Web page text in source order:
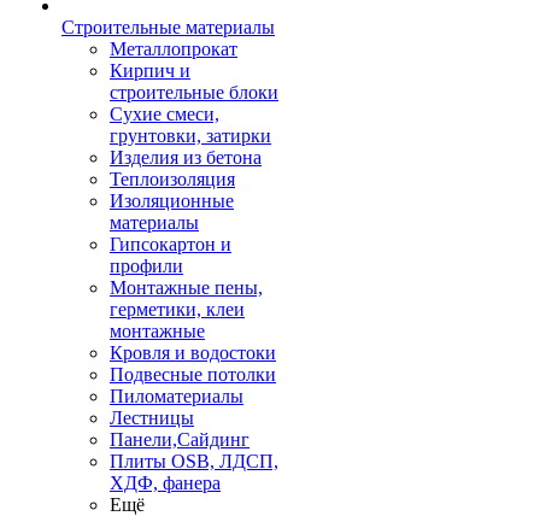
Строительные материалы
Металлопрокат
Кирпич и
строительные блоки
Сухие смеси,
грунтовки, затирки
Изделия из бетона
Теплоизоляция
Изоляционные
материалы
Гипсокартон и
профили
Монтажные пены,
герметики, клеи
монтажные
Кровля и водостоки
Подвесные потолки
Пиломатериалы
Лестницы
Панели,Сайдинг
Плиты OSB, ЛДСП,
ХДФ, фанера
Ещё